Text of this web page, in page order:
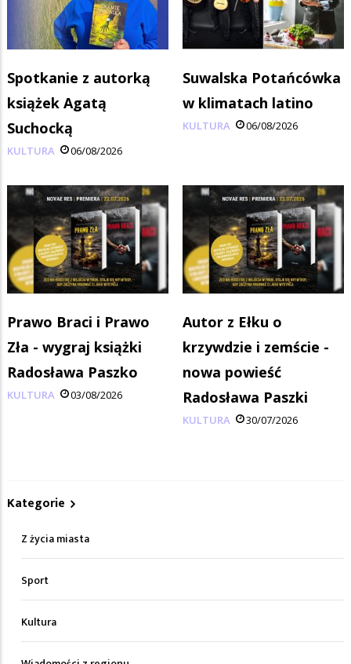
Spotkanie z autorką
książek Agatą
Suchocką
KULTURA 06/08/2026
Suwalska Potańcówka
w klimatach latino
KULTURA 06/08/2026
Prawo Braci i Prawo
Zła - wygraj książki
Radosława Paszko
KULTURA 03/08/2026
Autor z Ełku o
krzywdzie i zemście -
nowa powieść
Radosława Paszki
KULTURA 30/07/2026
Kategorie
Z życia miasta
Sport
Kultura